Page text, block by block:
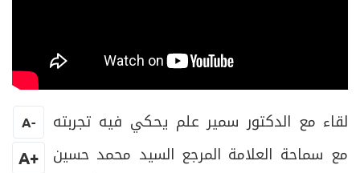
لقاء مع الدكتور سمير علم يحكي فيه تجربته
مع سماحة العلامة المرجع السيد محمد حسين
-
A
+A